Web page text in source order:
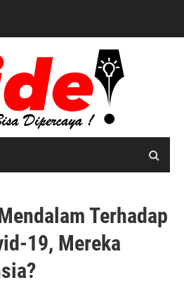
Terhadap
19, Mereka